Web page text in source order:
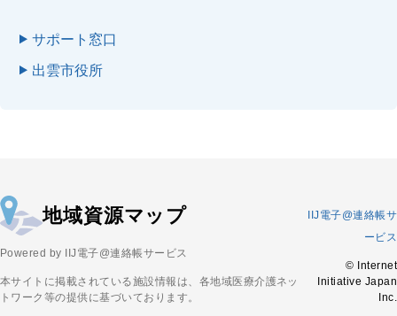
サポート窓口
出雲市役所
地域資源マップ
Powered by IIJ電子@連絡帳サービス
本サイトに掲載されている施設情報は、各地域医療介護ネッ
トワーク等の提供に基づいております。
IIJ電子@連絡帳サ
ービス
© Internet
Initiative Japan
Inc.